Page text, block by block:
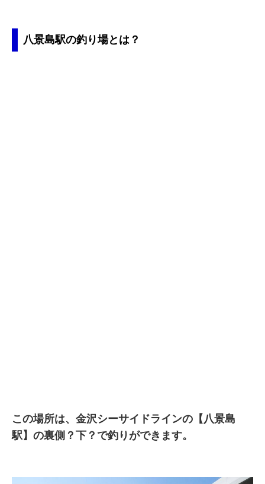
八景島駅の釣り場とは？
この場所は、金沢シーサイドラインの【八景島
駅】の裏側？下？で釣りができます。